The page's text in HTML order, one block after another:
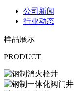
公司新闻
行业动态
样品展示
PRODUCT